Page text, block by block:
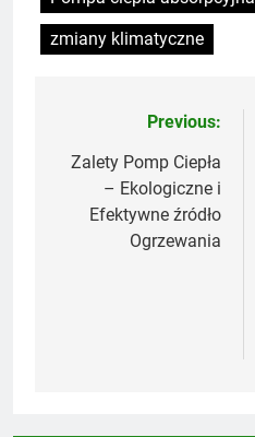
zmiany klimatyczne
Nawigacja
wpisu
Previous:
Zalety Pomp Ciepła
– Ekologiczne i
Efektywne źródło
Ogrzewania